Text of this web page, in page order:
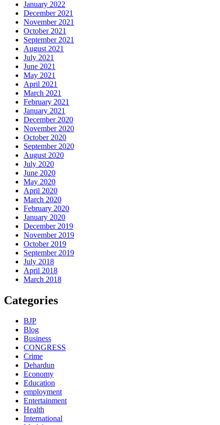
January 2022
December 2021
November 2021
October 2021
September 2021
August 2021
July 2021
June 2021
May 2021
April 2021
March 2021
February 2021
January 2021
December 2020
November 2020
October 2020
September 2020
August 2020
July 2020
June 2020
May 2020
April 2020
March 2020
February 2020
January 2020
December 2019
November 2019
October 2019
September 2019
July 2018
April 2018
March 2018
Categories
BJP
Blog
Business
CONGRESS
Crime
Dehardun
Economy
Education
employment
Entertainment
Health
International